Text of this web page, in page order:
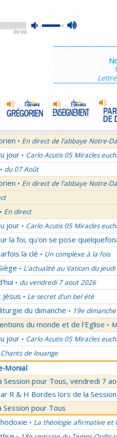
mute
max
00:00
foi • Lettres de Saint François de
18e semaine du Temps
En direct avec le Père Denis
Lettre aux Galates
de Dieu La Transfiguration
• Paul et le Judaïsme 05
La théologie afirmative et
• En direct de l'abbaye Notre-
jour • Carlo Acutis 05 Miracles
• du 07 Août
• En direct de l'abbaye Notre-
• En direct
jour • Carlo Acutis 05 Miracles
la foi, qu'on se pose quelquefois
la clé • Un complexe à la fois
• L'actualité au Vatican du jeudi
• du vendredi 7 aout 2026
• Le secret d'un bel été
du dimanche • 19e
du monde et de l'Eglise •
jour • Carlo Acutis 05 Miracles
Chants de louange
Monial
Session pour Tous, vendredi 7
R & H Bordes lors de la
Session pour Tous
• La théologie afirmative et